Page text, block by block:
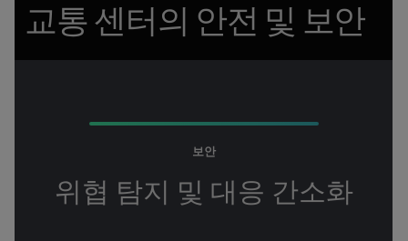
교통 센터의 안전 및 보안
보안
위협 탐지 및 대응 간소화